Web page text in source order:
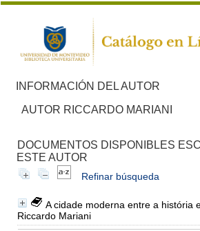
INFORMACIÓN DEL AUTOR
AUTOR RICCARDO MARIANI
DOCUMENTOS DISPONIBLES
ESTE AUTOR
Refinar búsqueda
A cidade moderna entre a história
Riccardo Mariani